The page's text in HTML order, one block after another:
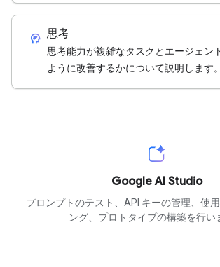
cognition_2 思考
思考能力が複雑なタスクとエージェン
ように改善するかについて説明します。
Google AI Studio
プロンプトのテスト、API キーの管理、使
ング、プロトタイプの構築を行い